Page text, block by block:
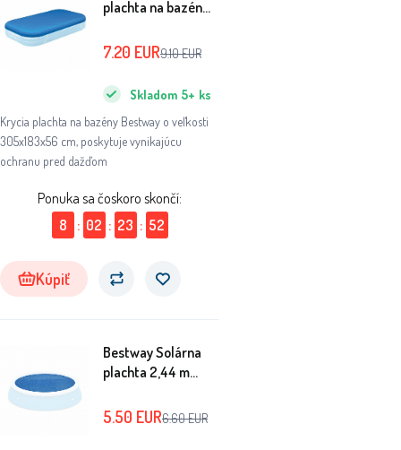
plachta na bazén
58108
Krycia plachta na bazény Bestway o veľkosti
305x183x56 cm, poskytuje vynikajúcu
ochranu pred dažďom
Skladom 5+ ks
7.20 EUR9.10EUR
Ponuka sa čoskoro skončí:
8
: 02 : 23 : 51
Kúpiť
Bestway Solárna
plachta 2,44 m
5.50 EUR6.60EUR